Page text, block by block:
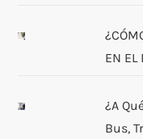
EN EL
¿A
Bus,